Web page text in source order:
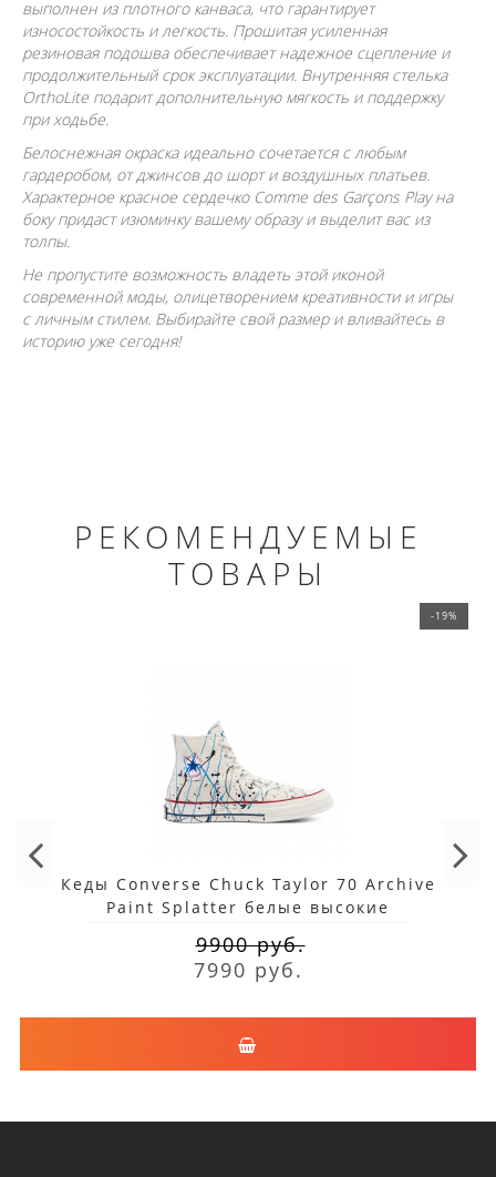
выполнен из плотного канваса, что гарантирует
износостойкость и легкость. Прошитая усиленная
резиновая подошва обеспечивает надежное сцепление и
продолжительный срок эксплуатации. Внутренняя стелька
OrthoLite подарит дополнительную мягкость и поддержку
при ходьбе.
Белоснежная окраска идеально сочетается с любым
гардеробом, от джинсов до шорт и воздушных платьев.
Характерное красное сердечко Comme des Garçons Play на
боку придаст изюминку вашему образу и выделит вас из
толпы.
Не пропустите возможность владеть этой иконой
современной моды, олицетворением креативности и игры
с личным стилем. Выбирайте свой размер и вливайтесь в
историю уже сегодня!
РЕКОМЕНДУЕМЫЕ
ТОВАРЫ
-19%
Кеды Converse Chuck Taylor 70 Archive
Paint Splatter белые высокие
9900 руб.
7990 руб.